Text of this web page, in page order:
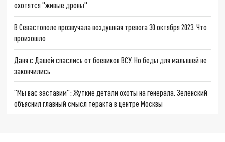
охотятся "живые дроны"
В Севастополе прозвучала воздушная тревога 30 октября 2023. Что
произошло
Даня с Дашей спаслись от боевиков ВСУ. Но беды для малышей не
закончились
"Мы вас заставим": Жуткие детали охоты на генерала. Зеленский
объяснил главный смысл теракта в центре Москвы